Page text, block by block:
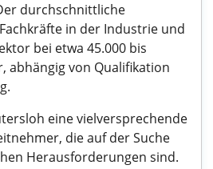
durchschnittliche
in der Industrie und
bei etwa 45.000 bis
abhängig von Qualifikation
eine vielversprechende
die auf der Suche
Herausforderungen sind.